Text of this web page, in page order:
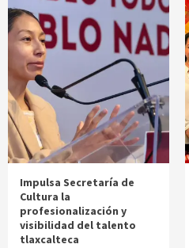
Impulsa Secretaría de
Cultura la
profesionalización y
visibilidad del talento
tlaxcalteca